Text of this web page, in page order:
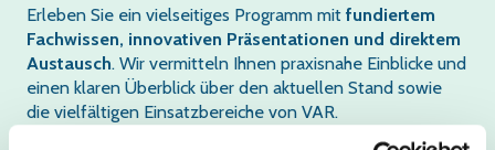
Erleben Sie ein vielseitiges Programm mit fundiertem
Fachwissen, innovativen Präsentationen und direktem
Austausch. Wir vermitteln Ihnen praxisnahe Einblicke und
einen klaren Überblick über den aktuellen Stand sowie
die vielfältigen Einsatzbereiche von VAR.